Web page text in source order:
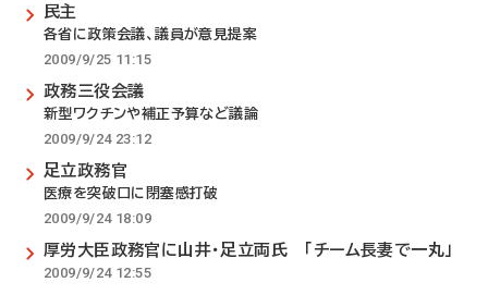
民主
各省に政策会議、議員が意見提案
2009/9/25 11:15
政務三役会議
新型ワクチンや補正予算など議論
2009/9/24 23:12
足立政務官
医療を突破口に閉塞感打破
2009/9/24 18:09
厚労大臣政務官に山井・足立両氏 「チーム長妻で一丸」
2009/9/24 12:55